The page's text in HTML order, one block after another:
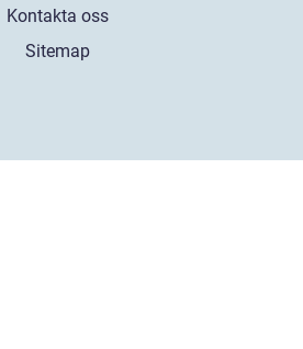
Kontakta oss
Sitemap